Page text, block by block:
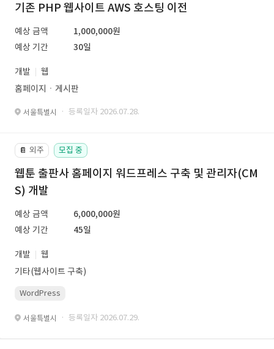
기존 PHP 웹사이트 AWS 호스팅 이전
예상 금액
1,000,000원
예상 기간
30일
개발
웹
홈페이지ㆍ게시판
서울특별시 · 등록일자 2026.07.28.
📔 외주 모집 중
웹툰 출판사 홈페이지 워드프레스 구축 및 관리자(CM
S) 개발
예상 금액
6,000,000원
예상 기간
45일
개발
웹
기타(웹사이트 구축)
WordPress
서울특별시 · 등록일자 2026.07.29.